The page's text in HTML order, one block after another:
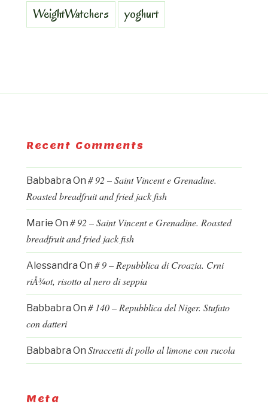
WeightWatchers
yoghurt
Recent Comments
Babbabra On # 92 – Saint Vincent e Grenadine.
Roasted breadfruit and fried jack fish
Marie On # 92 – Saint Vincent e Grenadine. Roasted
breadfruit and fried jack fish
Alessandra On # 9 – Repubblica di Croazia. Crni
riÅ¾ot, risotto al nero di seppia
Babbabra On # 140 – Repubblica del Niger. Stufato
con datteri
Babbabra On Straccetti di pollo al limone con rucola
Meta